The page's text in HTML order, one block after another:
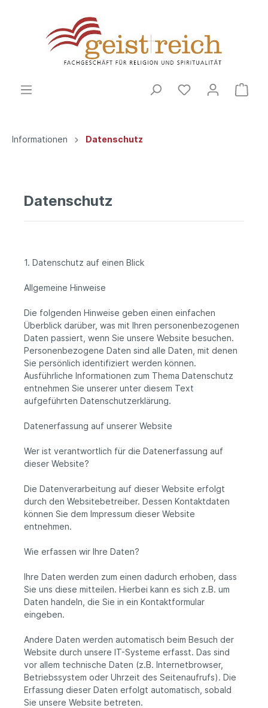
Informationen Datenschutz
Datenschutz
1. Datenschutz auf einen Blick
Allgemeine Hinweise
Die folgenden Hinweise geben einen einfachen
Überblick darüber, was mit Ihren personenbezogenen
Daten passiert, wenn Sie unsere Website besuchen.
Personenbezogene Daten sind alle Daten, mit denen
Sie persönlich identifiziert werden können.
Ausführliche Informationen zum Thema Datenschutz
entnehmen Sie unserer unter diesem Text
aufgeführten Datenschutzerklärung.
Datenerfassung auf unserer Website
Wer ist verantwortlich für die Datenerfassung auf
dieser Website?
Die Datenverarbeitung auf dieser Website erfolgt
durch den Websitebetreiber. Dessen Kontaktdaten
können Sie dem Impressum dieser Website
entnehmen.
Wie erfassen wir Ihre Daten?
Ihre Daten werden zum einen dadurch erhoben, dass
Sie uns diese mitteilen. Hierbei kann es sich z.B. um
Daten handeln, die Sie in ein Kontaktformular
eingeben.
Andere Daten werden automatisch beim Besuch der
Website durch unsere IT-Systeme erfasst. Das sind
vor allem technische Daten (z.B. Internetbrowser,
Betriebssystem oder Uhrzeit des Seitenaufrufs). Die
Erfassung dieser Daten erfolgt automatisch, sobald
Sie unsere Website betreten.